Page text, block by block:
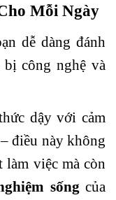
Mỗi Ngày
dễ dàng đánh
công nghệ và
dậy với cảm
điều này không
làm việc mà còn
sống của